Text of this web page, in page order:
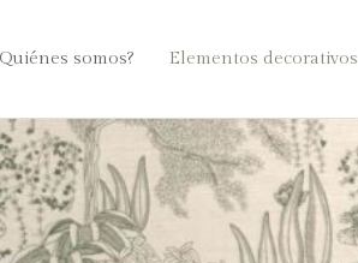
somos? Elementos decorativos